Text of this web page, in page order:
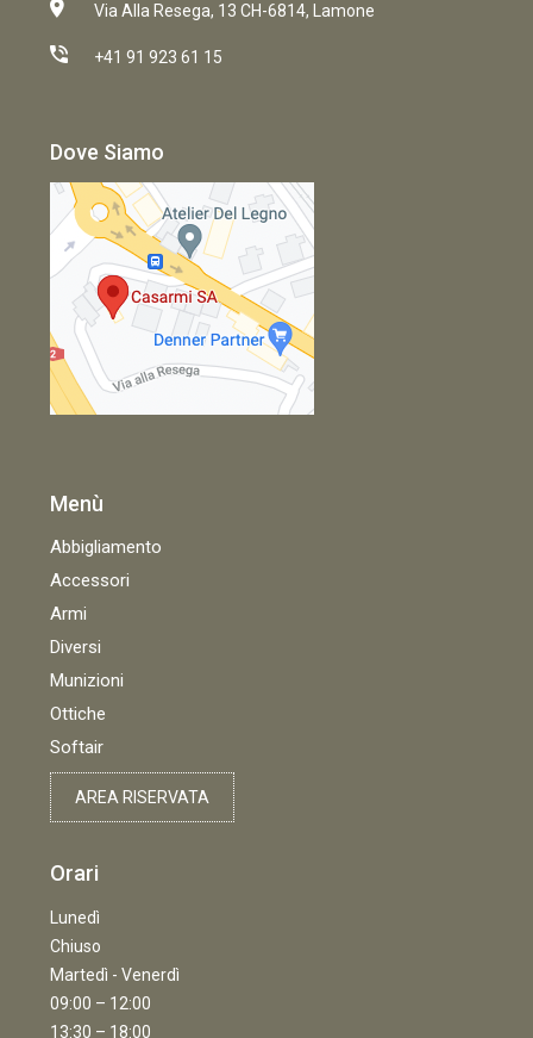
Via Alla Resega, 13 CH-6814, Lamone
+41 91 923 61 15
Dove Siamo
Menù
Abbigliamento
Accessori
Armi
Diversi
Munizioni
Ottiche
Softair
AREA RISERVATA
Orari
Lunedì
Chiuso
Martedì - Venerdì
09:00 – 12:00
13:30 – 18:00